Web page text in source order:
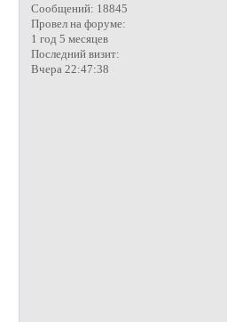
Сообщений: 18845
Провел на форуме:
1 год 5 месяцев
Последний визит:
Вчера 22:47:38